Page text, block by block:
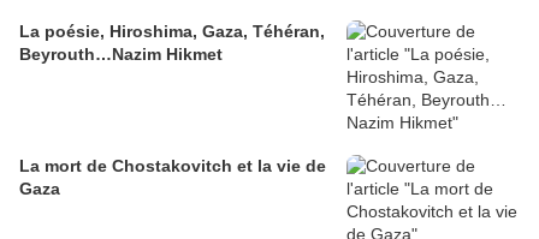
La poésie, Hiroshima, Gaza, Téhéran,
Beyrouth…Nazim Hikmet
La mort de Chostakovitch et la vie de
Gaza